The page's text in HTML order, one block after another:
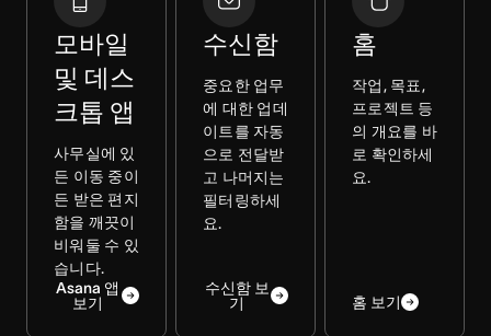
모바일
및 데스
크톱 앱
사무실에 있
든 이동 중이
든 받은 편지
함을 깨끗이
비워둘 수 있
습니다.
Asana 앱
보기
수신함
중요한 업무
에 대한 업데
이트를 자동
으로 전달받
고 나머지는
필터링하세
요.
수신함 보
기
홈
작업, 목표,
프로젝트 등
의 개요를 바
로 확인하세
요.
홈 보기